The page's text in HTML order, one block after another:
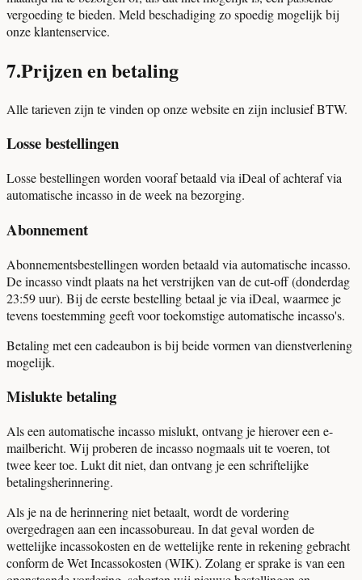
vergoeding te bieden. Meld beschadiging zo spoedig mogelijk bij
onze klantenservice.
7.Prijzen en betaling
Alle tarieven zijn te vinden op onze website en zijn inclusief BTW.
Losse bestellingen
Losse bestellingen worden vooraf betaald via iDeal of achteraf via
automatische incasso in de week na bezorging.
Abonnement
Abonnementsbestellingen worden betaald via automatische incasso.
De incasso vindt plaats na het verstrijken van de cut-off (donderdag
23:59 uur). Bij de eerste bestelling betaal je via iDeal, waarmee je
tevens toestemming geeft voor toekomstige automatische incasso's.
Betaling met een cadeaubon is bij beide vormen van dienstverlening
mogelijk.
Mislukte betaling
Als een automatische incasso mislukt, ontvang je hierover een e-
mailbericht. Wij proberen de incasso nogmaals uit te voeren, tot
twee keer toe. Lukt dit niet, dan ontvang je een schriftelijke
betalingsherinnering.
Als je na de herinnering niet betaalt, wordt de vordering
overgedragen aan een incassobureau. In dat geval worden de
wettelijke incassokosten en de wettelijke rente in rekening gebracht
conform de Wet Incassokosten (WIK). Zolang er sprake is van een